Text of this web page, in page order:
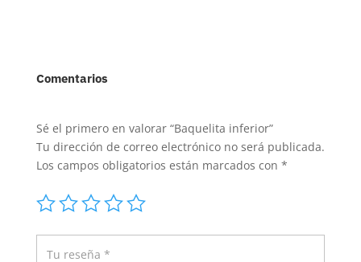
Comentarios
Sé el primero en valorar “Baquelita inferior”
Tu dirección de correo electrónico no será publicada.
Los campos obligatorios están marcados con *